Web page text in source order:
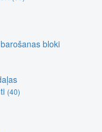
bloki
(40)